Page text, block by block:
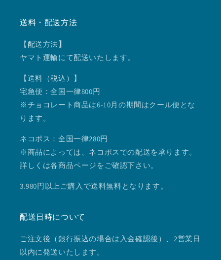
送料・配送方法
【配送方法】
ヤマト運輸にて配送いたします。
【送料（税込）】
宅急便：全国一律800円
※チョコレート商品は6-10月の期間はクール便とな
ります。
ネコポス：全国一律280円
※商品によっては、ネコポスでの配送を承ります。
詳しくは各商品ページをご確認下さい。
3.980円以上ご購入で送料無料となります。
配送日時について
ご注文後（銀行振込の場合は入金確認後）、2営業日
以内に発送いたします。